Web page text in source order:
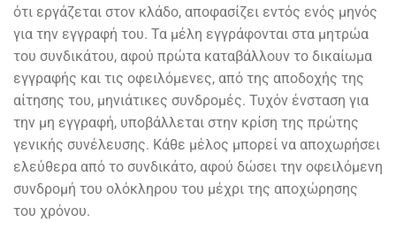
ότι εργάζεται στον κλάδο, αποφασίζει εντός ενός μηνός
για την εγγραφή του. Τα μέλη εγγράφονται στα μητρώα
του συνδικάτου, αφού πρώτα καταβάλλουν το δικαίωμα
εγγραφής και τις οφειλόμενες, από της αποδοχής της
αίτησης του, μηνιάτικες συνδρομές. Τυχόν ένσταση για
την μη εγγραφή, υποβάλλεται στην κρίση της πρώτης
γενικής συνέλευσης. Κάθε μέλος μπορεί να αποχωρήσει
ελεύθερα από το συνδικάτο, αφού δώσει την οφειλόμενη
συνδρομή του ολόκληρου του μέχρι της αποχώρησης
του χρόνου.